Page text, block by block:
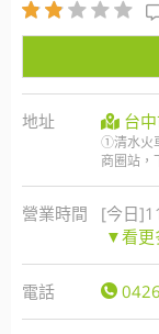
地址 台
①清水火
商圈站，
營業時間
[今日
▼看更
電話